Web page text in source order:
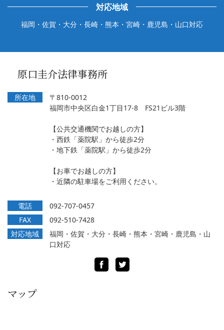
対応地域
福岡・佐賀・大分・長崎・熊本・宮崎・鹿児島・山口対応
原口圭介法律事務所
所在地
〒810-0012
福岡市中央区白金1丁目17-8 FS21ビル3階
【公共交通機関でお越しの方】
・西鉄「薬院駅」から徒歩2分
・地下鉄「薬院駅」から徒歩2分
【お車でお越しの方】
・近隣の駐車場をご利用ください。
電話
092-707-0457
FAX
092-510-7428
対応地域
福岡・佐賀・大分・長崎・熊本・宮崎・鹿児島・山
口対応
FacebookTwitter
マップ